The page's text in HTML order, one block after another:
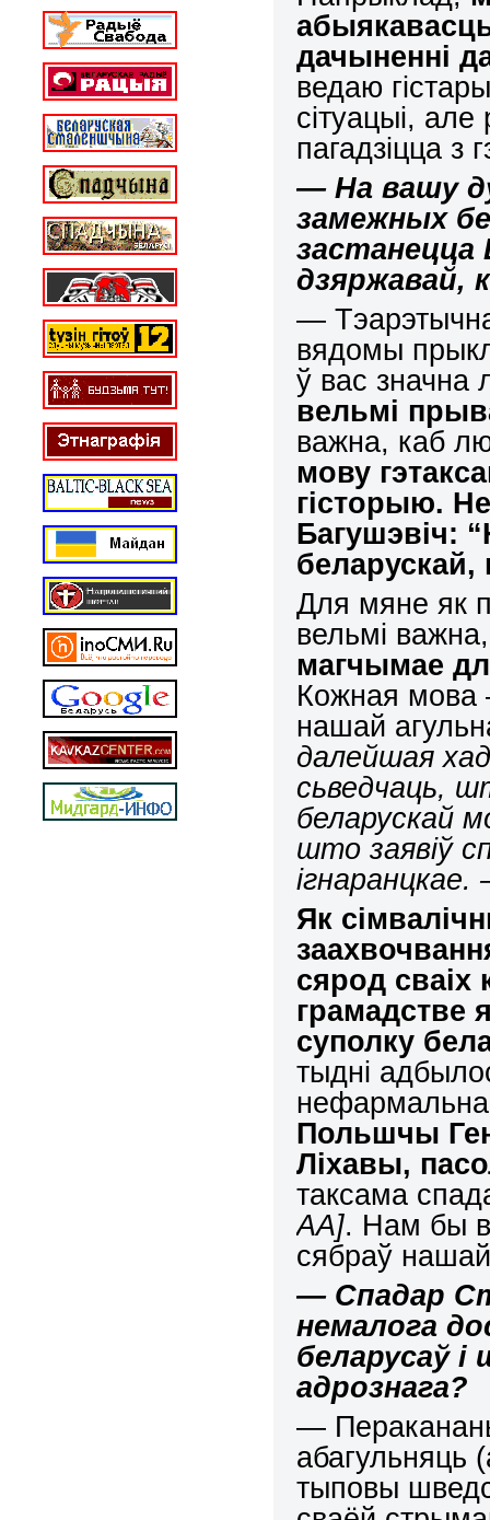
дачыненні
ведаю
сітуацыі,
пагадзіцца з
— На вашу
замежных
застанецца
дзяржавай,
—
вядомы
ў вас значна
вельмі
важна, каб
мову
гісторыю.
Багушэвіч:
беларускай,
Для мяне як
вельмі
магчымае
Кожная мова
нашай
далейшая
сьведчаць,
беларускай
што заявіў
ігнаранцкае.
Як
сярод сваіх
грамадстве
суполку
тыдні
Польшчы
Ліхавы,
таксама
АА]. Нам бы
сябраў нашай
— Спадар
немалога
беларусаў
адрознага?
—
абагульняць
тыповы